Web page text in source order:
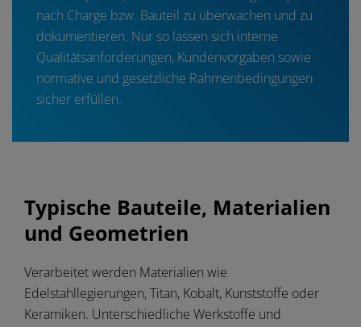
nach Charge bzw. Bauteil zu überwachen und zu
dokumentieren. Nur so lassen sich interne
Qualitätsanforderungen, Kundenvorgaben sowie
normative und gesetzliche Rahmenbedingungen
sicher erfüllen.
Typische Bauteile, Materialien
und Geometrien
Verarbeitet werden Materialien wie
Edelstahllegierungen, Titan, Kobalt, Kunststoffe oder
Keramiken. Unterschiedliche Werkstoffe und